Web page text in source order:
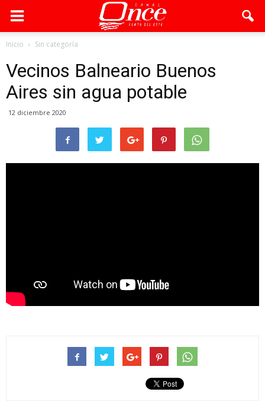
Inicio Sin categoría
Vecinos Balneario Buenos
Aires sin agua potable
12 diciembre 2020